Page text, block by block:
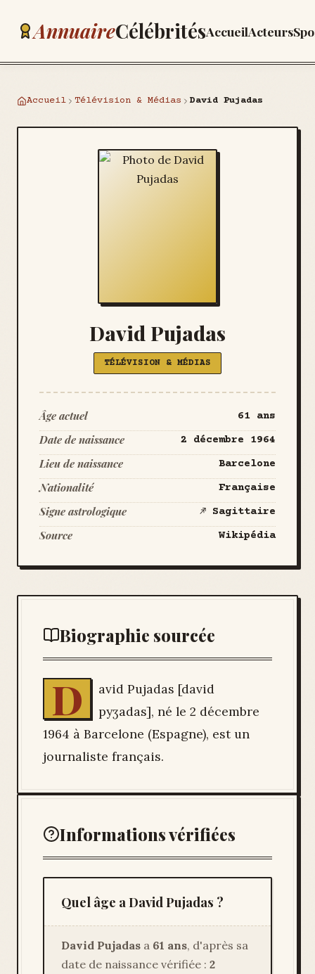
AnnuaireCélébritésAccueilActeurs
Accueil Télévision & Médias David Pujadas
David Pujadas
TÉLÉVISION & MÉDIAS
Âge actuel 61 ans
Date de naissance 2 décembre 1964
Lieu de naissance Barcelone
Nationalité Française
Signe astrologique ♐ Sagittaire
Source Wikipédia
Biographie sourcée
D
avid Pujadas [david
pyʒadas], né le 2 décembre
1964 à Barcelone (Espagne), est un
journaliste français.
Informations vérifiées
Quel âge a David Pujadas ?
David Pujadas a 61 ans, d'après sa
date de naissance vérifiée : 2